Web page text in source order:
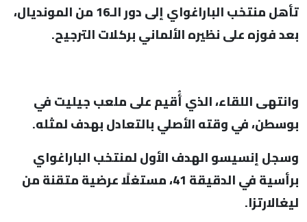
تأهل منتخب الباراغواي إلى دور الـ16 من المونديال،
بعد فوزه على نظيره الألماني بركلات الترجيح.
وانتهى اللقاء، الذي أُقيم على ملعب جيليت في
بوسطن، في وقته الأصلي بالتعادل بهدف لمثله.
وسجل إنسيسو الهدف الأول لمنتخب الباراغواي
برأسية في الدقيقة 41، مستغلًا عرضية متقنة من
ليغالارتزا.